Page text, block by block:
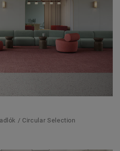
/ Circular Selection